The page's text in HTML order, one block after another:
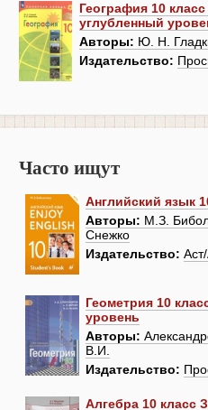
География 10
углубленный
Авторы: Ю. Н.
Издательство:
Часто ищут
Английский язык
Авторы: М.З.
Снежко
Издательство:
Геометрия 10
уровень
Авторы:
В.И.
Издательство:
Алгебра 10 класс